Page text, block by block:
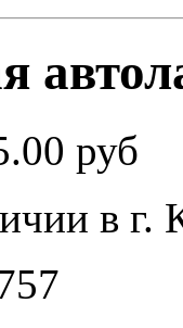
руб
в г.